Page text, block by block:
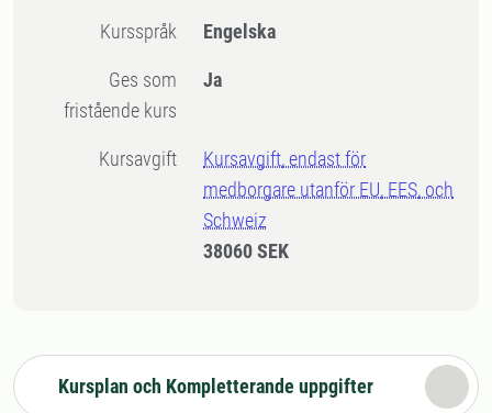
Kursspråk Engelska
Ges som
fristående kurs
Ja
Kursavgift
Kursavgift, endast för
medborgare utanför EU, EES, och
Schweiz
38060 SEK
Kursplan och Kompletterande uppgifter